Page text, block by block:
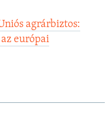
agrárbiztos:
európai